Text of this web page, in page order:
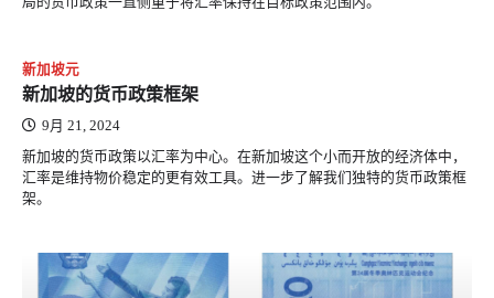
新加坡元
新加坡的货币政策框架
9月 21, 2024
新加坡的货币政策以汇率为中心。在新加坡这个小而开放的经济体中，
汇率是维持物价稳定的更有效工具。进一步了解我们独特的货币政策框
架。